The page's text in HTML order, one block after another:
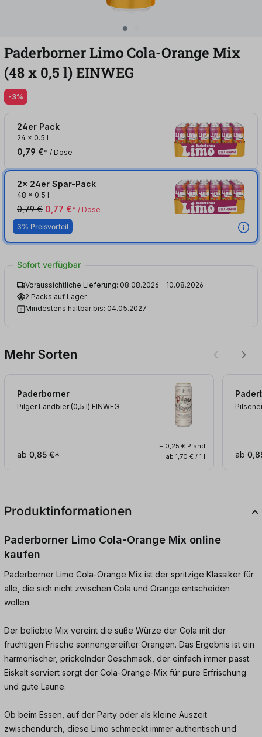
Paderborner Limo Cola-Orange Mix
(48x 0,5 l)EINWEG
-3%
24er Pack
24 x 0.5 l
0,79 €* / Dose
2x 24er Spar-Pack
48 x 0.5 l
0,79 € 0,77 €* / Dose
3% Preisvorteil
Sofort verfügbar
Voraussichtliche Lieferung: 08.08.2026 – 10.08.2026
2 Packs auf Lager
Mindestens haltbar bis: 04.05.2027
Mehr Sorten
Paderborner
Pilger Landbier (0,5 l) EINWEG
ab 0,85 €*
+ 0,25 € Pfand
ab 1,70 € / 1 l
ab
Produktinformationen
Paderborner Limo Cola-Orange Mix online
kaufen
Paderborner Limo Cola-Orange Mix ist der spritzige Klassiker für
alle, die sich nicht zwischen Cola und Orange entscheiden
wollen.
Der beliebte Mix vereint die süße Würze der Cola mit der
fruchtigen Frische sonnengereifter Orangen. Das Ergebnis ist ein
harmonischer, prickelnder Geschmack, der einfach immer passt.
Eiskalt serviert sorgt der Cola-Orange-Mix für pure Erfrischung
und gute Laune.
Ob beim Essen, auf der Party oder als kleine Auszeit
zwischendurch, diese Limo schmeckt immer authentisch und